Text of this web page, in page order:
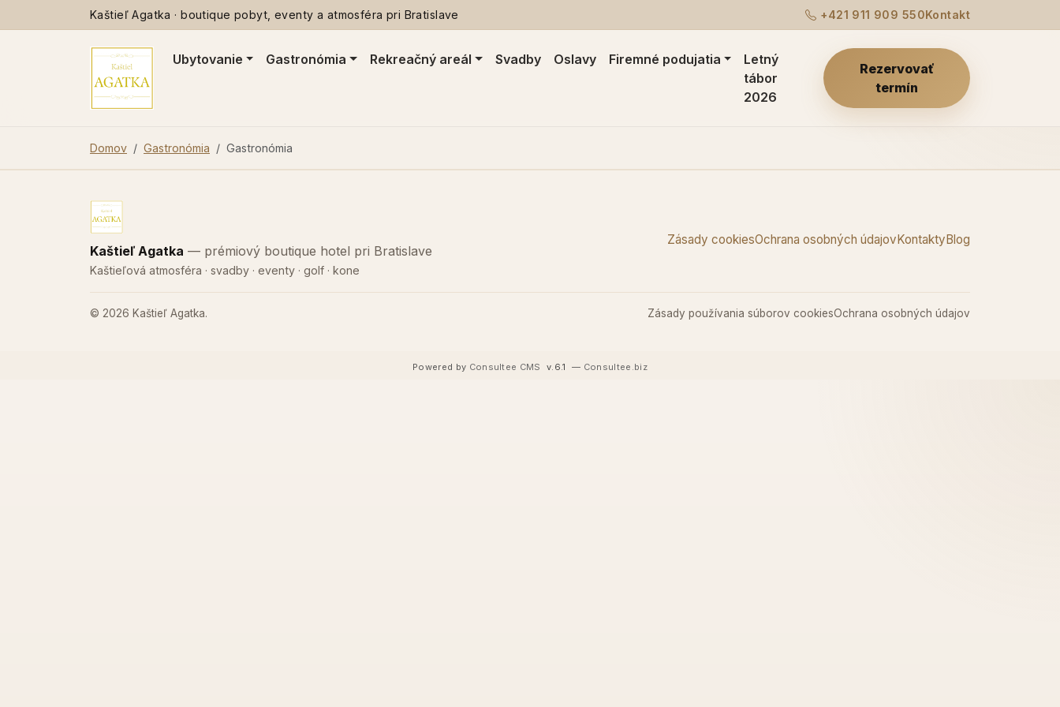
Kaštieľ Agatka · boutique pobyt, eventy a atmosféra pri Bratislave +421 911 909 550Kontakt
Ubytovanie Gastronómia Rekreačný areál Svadby Oslavy Firemné podujatia
Letný
tábor
2026
Rezervovať
termín
Domov Gastronómia Gastronómia
Kaštieľ Agatka — prémiový boutique hotel pri Bratislave
Kaštieľová atmosféra · svadby · eventy · golf · kone
Zásady cookiesOchrana osobných údajov Kontakty Blog
© 2026 Kaštieľ Agatka. Zásady používania súborov cookiesOchrana osobných údajov
Powered by Consultee CMS v.6.1 — Consultee.biz